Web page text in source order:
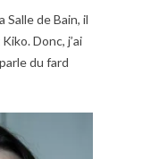
Salle de Bain, il
Donc, j’ai
du fard